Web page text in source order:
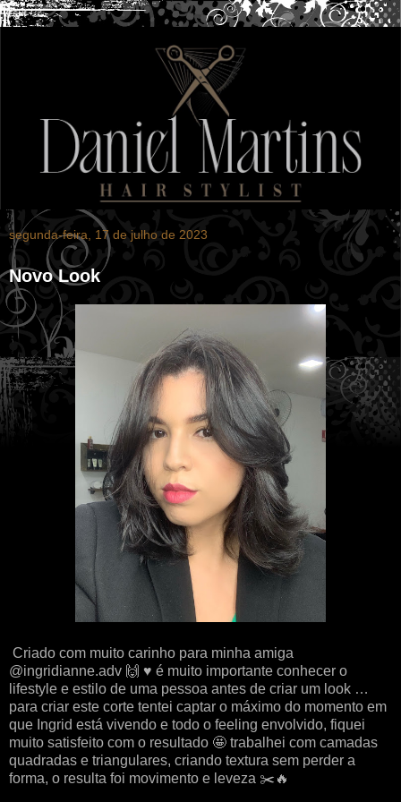
segunda-feira, 17 de julho de 2023
Novo Look
Criado com muito carinho para minha amiga
@ingridianne.adv 🙌 ♥️ é muito importante conhecer o
lifestyle e estilo de uma pessoa antes de criar um look …
para criar este corte tentei captar o máximo do momento em
que Ingrid está vivendo e todo o feeling envolvido, fiquei
muito satisfeito com o resultado 🤩 trabalhei com camadas
quadradas e triangulares, criando textura sem perder a
forma, o resulta foi movimento e leveza ✂️🔥